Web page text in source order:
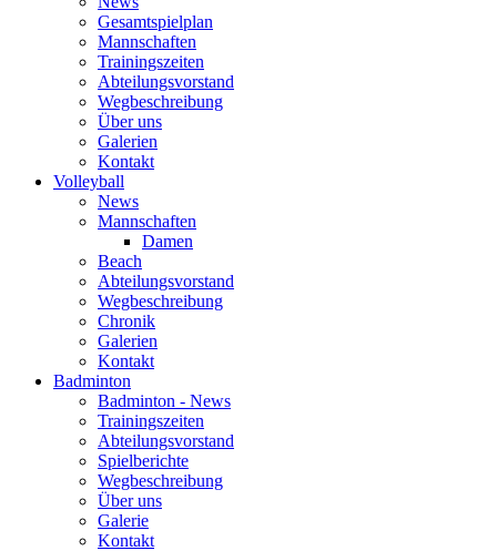
Gesamtspielplan
Mannschaften
Trainingszeiten
Abteilungsvorstand
Wegbeschreibung
Über uns
Galerien
Kontakt
Volleyball
News
Mannschaften
Damen
Beach
Abteilungsvorstand
Wegbeschreibung
Chronik
Galerien
Kontakt
Badminton
Badminton - News
Trainingszeiten
Abteilungsvorstand
Spielberichte
Wegbeschreibung
Über uns
Galerie
Kontakt